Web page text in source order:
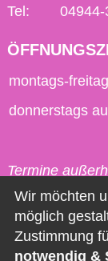
Tel:
montags-
donnerstags
Termine
vorheriger
Kontakt
Wir möchten
möglich
Zustimmung
notwendig &